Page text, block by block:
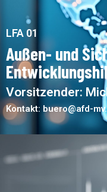
LFA 01
Außen- und
Vorsitzender:
Kontakt: buero@afd-